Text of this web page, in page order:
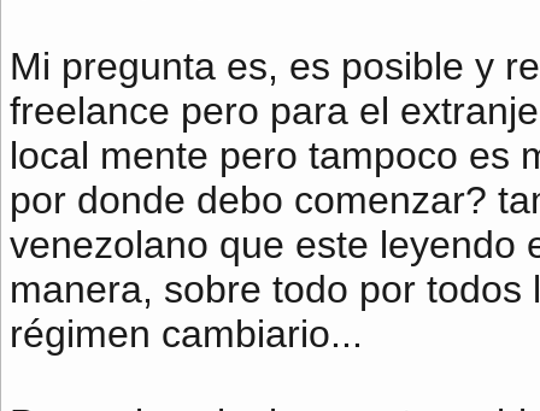
Mi pregunta es, es posible y
freelance pero para el
local mente pero tampoco es
por donde debo comenzar?
venezolano que este leyendo
manera, sobre todo por
régimen cambiario...